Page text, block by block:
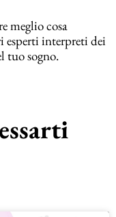
meglio cosa
esperti interpreti dei
tuo sogno.